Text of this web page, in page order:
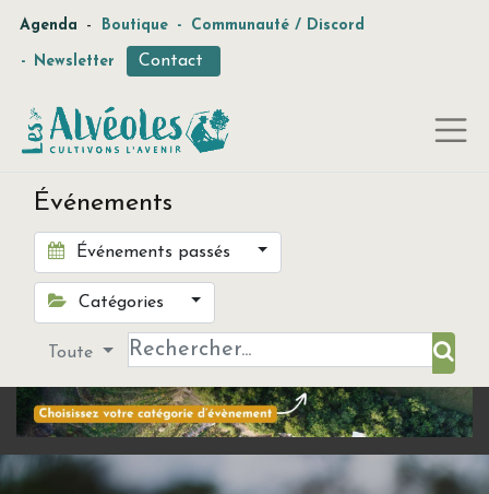
Agenda - Boutique - Communauté / Discord
- Newsletter Contact
Événements
Événements passés
Catégories
Toute